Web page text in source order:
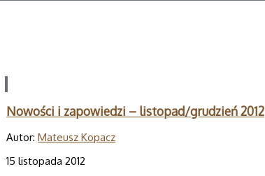
Nowości i zapowiedzi – listopad/grudzień 2012
Autor:Mateusz Kopacz
15 listopada 2012